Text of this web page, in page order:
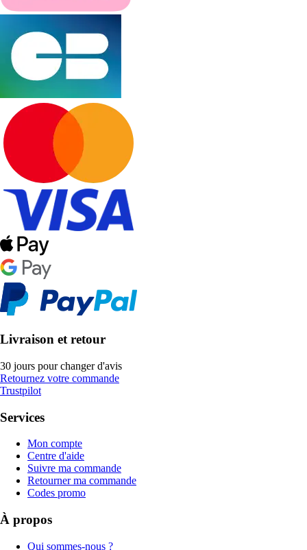
Livraison et retour
30 jours pour changer d'avis
Retournez votre commande
Trustpilot
Services
Mon compte
Centre d'aide
Suivre ma commande
Retourner ma commande
Codes promo
À propos
Qui sommes-nous ?